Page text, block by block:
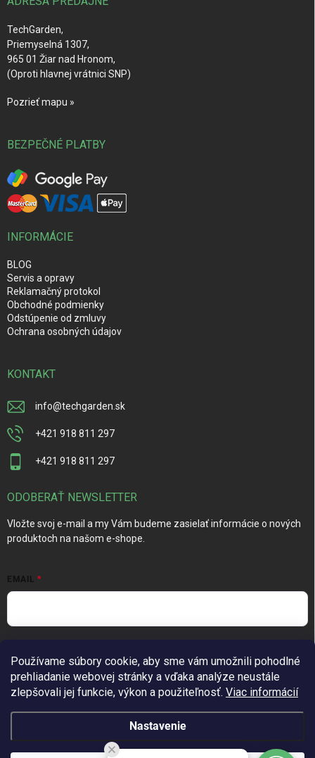
Používame súbory cookie, aby sme vám umožnili pohodlné
prehliadanie webovej stránky a vďaka analýze neustále
zlepšovali jej funkcie, výkon a použiteľnosť. Viac informácií
Nastavenie
TechGarden,
Priemyselná 1307,
965 01 Žiar nad Hronom,
(Oproti hlavnej vrátnici SNP)
Pozrieť mapu »
BEZPEČNÉ PLATBY
INFORMÁCIE
BLOG
Servis a opravy
Reklamačný protokol
Obchodné podmienky
Odstúpenie od zmluvy
Ochrana osobných údajov
KONTAKT
info@techgarden.sk
+421 918 811 297
+421 918 811 297
ODOBERAŤ NEWSLETTER
Vložte svoj e-mail a my Vám budeme zasielať informácie o nových
produktoch na našom e-shope.
EMAIL
údajov
Prihlásiť sa
Copyright 2026TechGarden.sk . Všetky práva vyhradené.Upraviť